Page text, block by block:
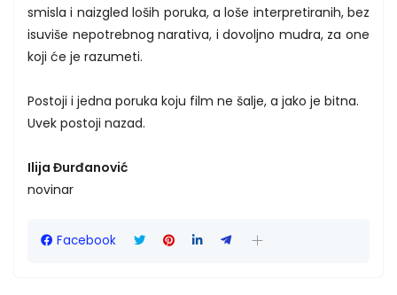
smisla i naizgled loših poruka, a loše interpretiranih, bez
isuviše nepotrebnog narativa, i dovoljno mudra, za one
koji će je razumeti.
Postoji i jedna poruka koju film ne šalje, a jako je bitna.
Uvek postoji nazad.
Ilija Đurđanović
novinar
Facebook